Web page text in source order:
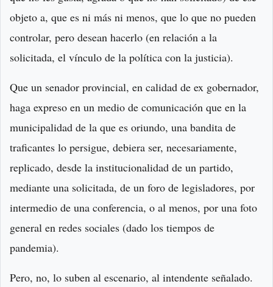
objeto a, que es ni más ni menos, que lo que no pueden
controlar, pero desean hacerlo (en relación a la
solicitada, el vínculo de la política con la justicia).
Que un senador provincial, en calidad de ex gobernador,
haga expreso en un medio de comunicación que en la
municipalidad de la que es oriundo, una bandita de
traficantes lo persigue, debiera ser, necesariamente,
replicado, desde la institucionalidad de un partido,
mediante una solicitada, de un foro de legisladores, por
intermedio de una conferencia, o al menos, por una foto
general en redes sociales (dado los tiempos de
pandemia).
Pero, no, lo suben al escenario, al intendente señalado.